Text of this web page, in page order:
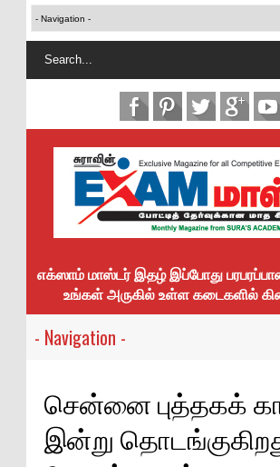
எக்ஸாம் மாஸ்டர் இதழ் இப்போது
உங்கள் அருகில் உள்ள கடைகளில்
சென்னை புத்தகக்
இன்று